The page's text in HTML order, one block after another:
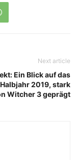
Next article
Ein Blick auf das
2019, stark
Witcher 3 geprägt